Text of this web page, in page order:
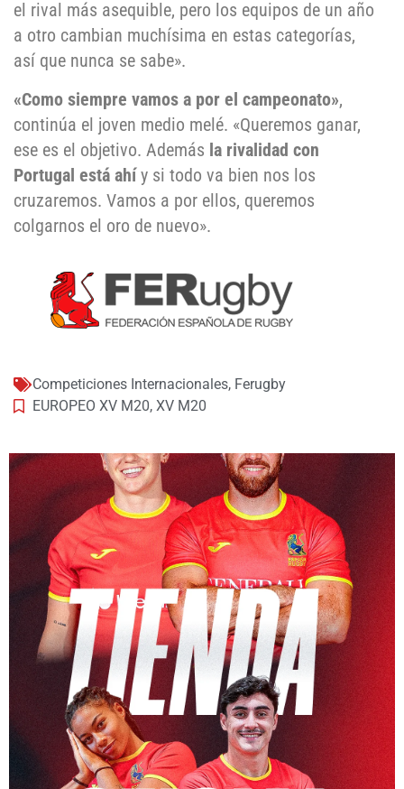
el rival más asequible, pero los equipos de un año
a otro cambian muchísima en estas categorías,
así que nunca se sabe».
«Como siempre vamos a por el campeonato»,
continúa el joven medio melé. «Queremos ganar,
ese es el objetivo. Además la rivalidad con
Portugal está ahíy si todo va bien nos los
cruzaremos. Vamos a por ellos, queremos
colgarnos el oro de nuevo».
Competiciones Internacionales, Ferugby
EUROPEO XV M20, XV M20